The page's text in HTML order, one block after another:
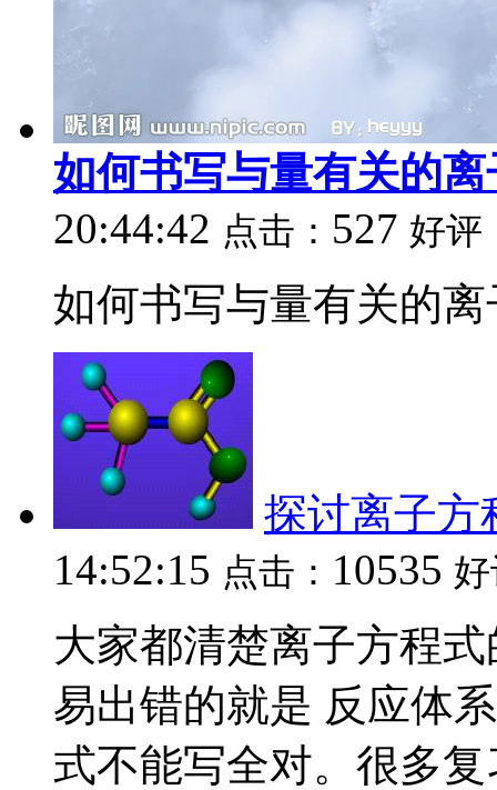
如何书写与量有关的
20:44:42 点击： 527 好评
如何书写与量有关的
探讨离子方
14:52:15 点击： 10535
大家都清楚离子方程
易出错的就是 反应体
式不能写全对。很多